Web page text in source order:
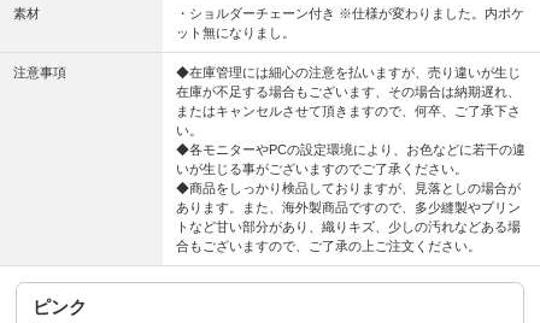
素材
・ショルダーチェーン付き ※仕様が変わりました。内ポケ
ット無になりまし。
注意事項
◆在庫管理には細心の注意を払いますが、売り違いが生じ
在庫が不足する場合もございます、その場合は納期遅れ、
またはキャンセルさせて頂きますので、何卒、ご了承下さ
い。
◆各モニターやPCの設定環境により、お色などに若干の違
いが生じる事がございますのでご了承ください。
◆商品をしっかり検品しておりますが、見落としの場合が
あります。また、海外製商品ですので、多少縫製やプリン
トなど甘い部分があり、織りキズ、少しの汚れなどある場
合もございますので、ご了承の上ご注文ください。
ピンク